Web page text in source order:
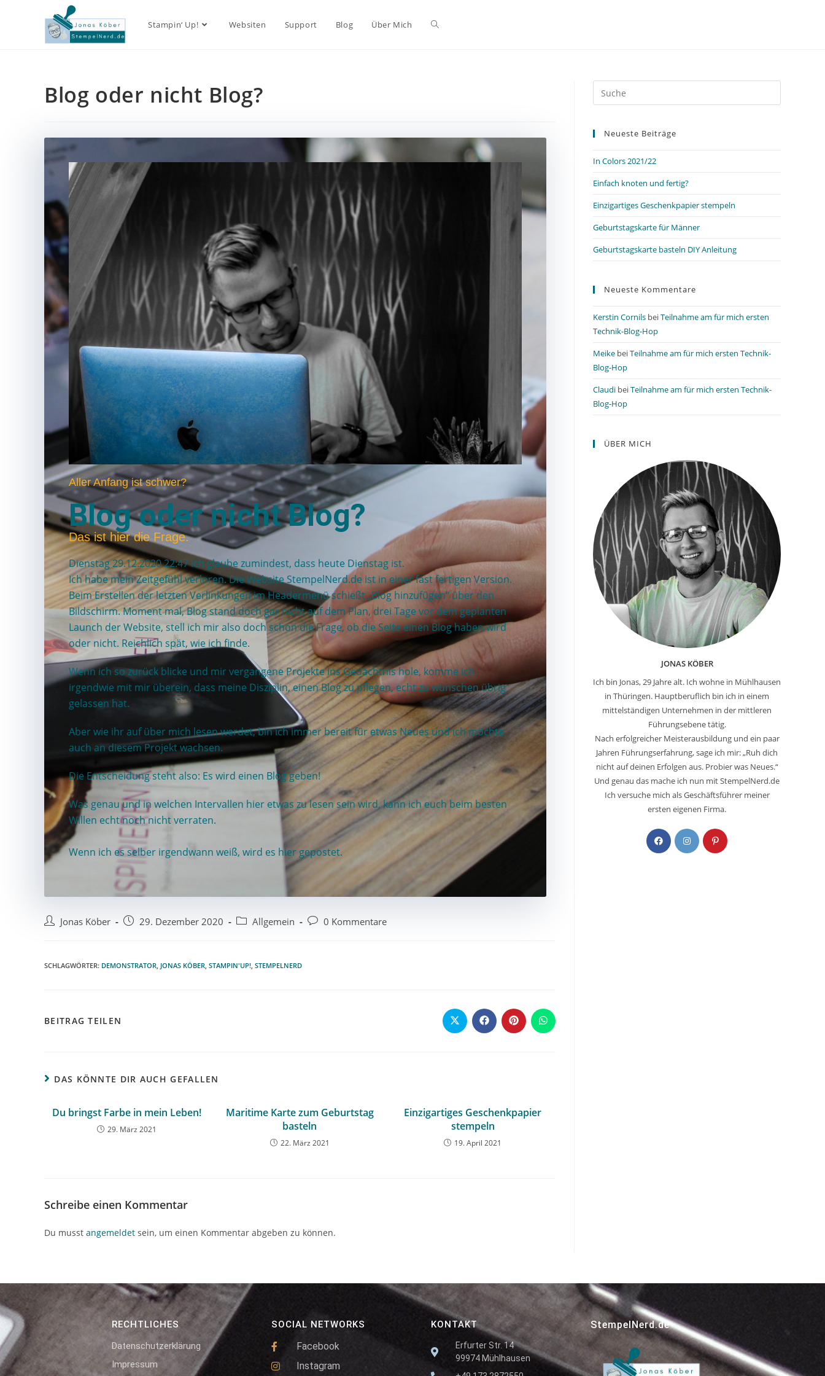
Stampin‘ Up! Websiten Support Blog Über Mich
Blog oder nicht Blog?
Aller Anfang ist schwer?
Blog oder nicht Blog?
Das ist hier die Frage.
Dienstag 29.12.2020 22:47 Ich glaube zumindest, dass heute Dienstag ist.
Ich habe mein Zeitgefühl verloren. Die Website StempelNerd.de ist in einer fast fertigen Version.
Beim Erstellen der letzten Verlinkungen im Headermenü schießt „Blog hinzufügen“ über den
Bildschirm. Moment mal, Blog stand doch gar nicht auf dem Plan, drei Tage vor dem geplanten
Launch der Website, stell ich mir also doch schon die Frage, ob die Seite einen Blog haben wird
oder nicht. Reichlich spät, wie ich finde.
Wenn ich so zurück blicke und mir vergangene Projekte ins Gedächtnis hole, komme ich
irgendwie mit mir überein, dass meine Disziplin, einen Blog zu pflegen, echt zu wünschen übrig
gelassen hat.
Aber wie ihr aufüber mich lesen werdet, bin ich immer bereit für etwas Neues und ich möchte
auch an diesem Projekt wachsen.
Die Entscheidung steht also: Es wird einen Blog geben!
Was genau und in welchen Intervallen hier etwas zu lesen sein wird, kann ich euch beim besten
Willen echt noch nicht verraten.
Wenn ich es selber irgendwann weiß, wird es hier gepostet.
Jonas Köber 29. Dezember 2020 Allgemein 0 Kommentare
SCHLAGWÖRTER: DEMONSTRATOR, JONAS KÖBER, STAMPIN'UP!, STEMPELNERD
BEITRAG TEILEN
DAS KÖNNTE DIR AUCH GEFALLEN
Du bringst Farbe in mein Leben!
29. März 2021
Maritime Karte zum Geburtstag
basteln
22. März 2021
Einzigartiges Geschenkpapier
stempeln
19. April 2021
Schreibe einen Kommentar
Du musst angemeldet sein, um einen Kommentar abgeben zu können.
Neueste Beiträge
In Colors 2021/22
Einfach knoten und fertig?
Einzigartiges Geschenkpapier stempeln
Geburtstagskarte für Männer
Geburtstagskarte basteln DIY Anleitung
Neueste Kommentare
Kerstin Cornils beiTeilnahme am für mich ersten
Technik-Blog-Hop
Meike beiTeilnahme am für mich ersten Technik-
Blog-Hop
Claudi beiTeilnahme am für mich ersten Technik-
Blog-Hop
ÜBER MICH
JONAS KÖBER
Ich bin Jonas, 29 Jahre alt. Ich wohne in Mühlhausen
in Thüringen. Hauptberuflich bin ich in einem
mittelständigen Unternehmen in der mittleren
Führungsebene tätig.
Nach erfolgreicher Meisterausbildung und ein paar
Jahren Führungserfahrung, sage ich mir: „Ruh dich
nicht auf deinen Erfolgen aus. Probier was Neues.“
Und genau das mache ich nun mit StempelNerd.de
Ich versuche mich als Geschäftsführer meiner
ersten eigenen Firma.
RECHTLICHES
Datenschutzerklärung
Impressum
SOCIAL NETWORKS
Facebook
Instagram
KONTAKT
Erfurter Str. 14
99974 Mühlhausen
StempelNerd.de